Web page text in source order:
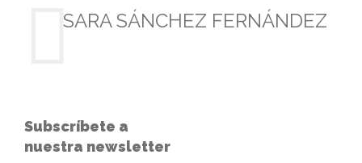
SARA SÁNCHEZ FERNÁNDEZ
Subscríbete a
nuestra newsletter